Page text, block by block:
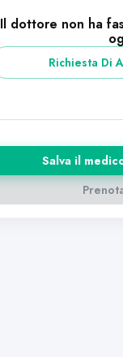
Il dottore non ha
Richiesta Di
Salva il